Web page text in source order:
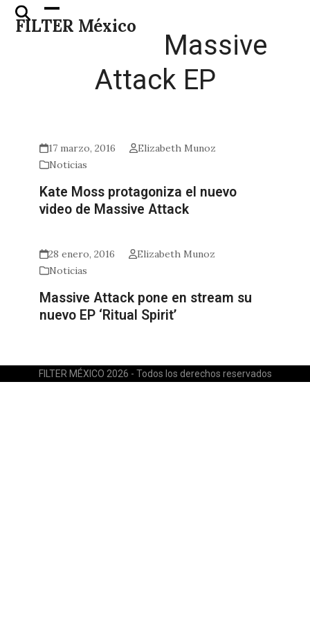
Skip
FILTER México
Open
mobile
Close
mobile
Massive
Attack EP
17 marzo, 2016
Elizabeth Munoz
Noticias
Kate Moss protagoniza el nuevo
video de Massive Attack
28 enero, 2016
Elizabeth Munoz
Noticias
Massive Attack pone en stream su
nuevo EP ‘Ritual Spirit’
FILTER MÉXICO 2026 - Todos los derechos reservados